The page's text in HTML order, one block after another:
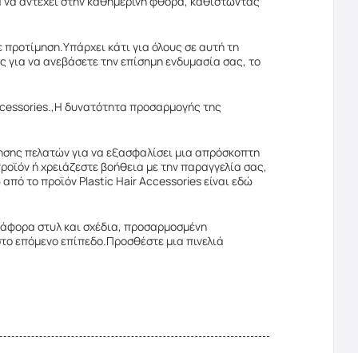
κάτι για όλους σε αυτή τη
να ανεβάσετε την επίσημη ενδυμασία σας, το
δυνατότητα προσαρμογής της
πελατών για να εξασφαλίσει μια απρόσκοπτη
ή χρειάζεστε βοήθεια με την παραγγελία σας,
το προϊόν Plastic Hair Accessories είναι εδώ
στυλ και σχέδια, προσαρμοσμένη
επόμενο επίπεδο.Προσθέστε μια πινελιά